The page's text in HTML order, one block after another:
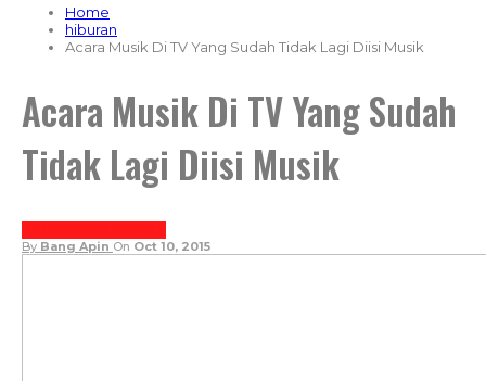
Home
hiburan
Acara Musik Di TV Yang Sudah Tidak Lagi Diisi Musik
Acara Musik Di TV Yang Sudah
Tidak Lagi Diisi Musik
By Bang Apin On Oct 10, 2015